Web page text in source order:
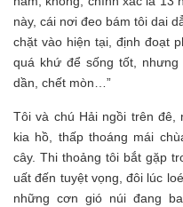
này, cái nơi đeo bám tôi dai
chặt vào hiện tại, định đoạt
quá khứ để sống tốt,
dần, chết mòn…”
Tôi và chú Hải ngồi trên đê,
kia hồ, thấp thoáng mái
cây. Thi thoảng tôi bắt gặp
uất đến tuyệt vọng, đôi lúc
những cơn gió núi đang